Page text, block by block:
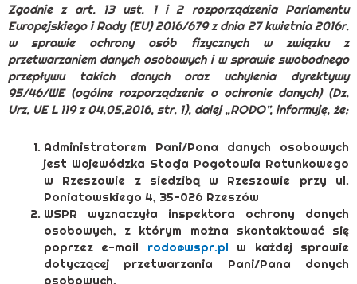
Zgodnie z art. 13 ust. 1 i 2 rozporządzenia Parlamentu
Europejskiego i Rady (EU) 2016/679 z dnia 27 kwietnia 2016r.
w sprawie ochrony osób fizycznych w związku z
przetwarzaniem danych osobowych i w sprawie swobodnego
przepływu takich danych oraz uchylenia dyrektywy
95/46/WE (ogólne rozporządzenie o ochronie danych) (Dz.
Urz. UE L 119 z 04.05.2016, str. 1), dalej „RODO”, informuję, że:
Administratorem Pani/Pana danych osobowych
jest Wojewódzka Stacja Pogotowia Ratunkowego
w Rzeszowie z siedzibą w Rzeszowie przy ul.
Poniatowskiego 4, 35-026 Rzeszów
WSPR wyznaczyła inspektora ochrony danych
osobowych, z którym można skontaktować się
poprzez e-mail rodo@wspr.pl w każdej sprawie
dotyczącej przetwarzania Pani/Pana danych
osobowych.